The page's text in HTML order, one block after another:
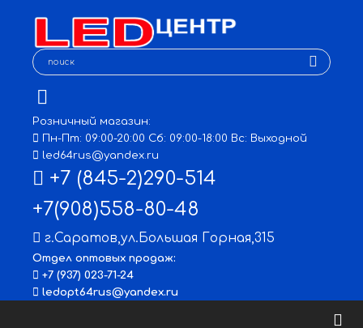
Розничный магазин:
Пн-Пт: 09:00-20:00 Сб: 09:00-18:00 Вс: Выходной
led64rus@yandex.ru
+7 (845-2)290-514
+7(908)558-80-48
г.Саратов,ул.Большая Горная,315
Отдел оптовых продаж:
+7 (937) 023-71-24
ledopt64rus@yandex.ru